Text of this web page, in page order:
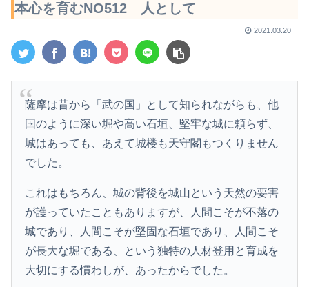
本心を育むNO512 人として
2021.03.20
薩摩は昔から「武の国」として知られながらも、他
国のように深い堀や高い石垣、堅牢な城に頼らず、
城はあっても、あえて城楼も天守閣もつくりません
でした。
これはもちろん、城の背後を城山という天然の要害
が護っていたこともありますが、人間こそが不落の
城であり、人間こそが堅固な石垣であり、人間こそ
が長大な堀である、という独特の人材登用と育成を
大切にする慣わしが、あったからでした。